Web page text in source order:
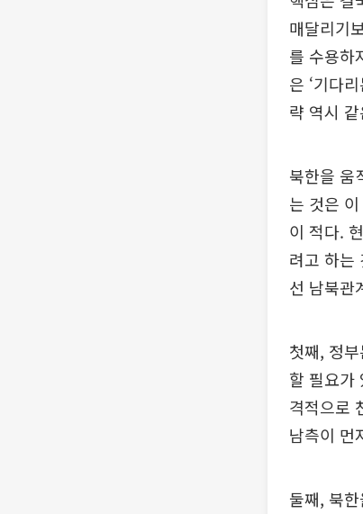
매달리기
를 수용하
은 ‘기다
략 역시
북한을 움
는 것은
이 적다.
려고 하는
선 남북관
첫째, 정
할 필요가
격적으로
남측이 먼
둘째, 북